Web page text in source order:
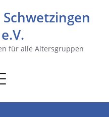
für alle Altersgruppen